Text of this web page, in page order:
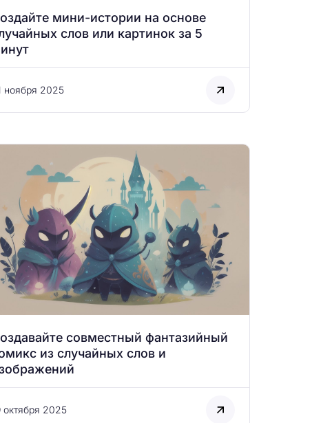
мини-истории на основе
слов или картинок за 5
ноября 2025
совместный фантазийный
из случайных слов и
октября 2025